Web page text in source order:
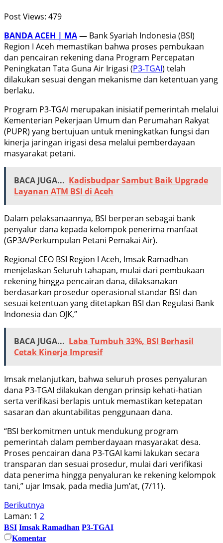
Post Views: 479
BANDA ACEH | MA— Bank Syariah Indonesia (BSI)
Region I Aceh memastikan bahwa proses pembukaan
dan pencairan rekening dana Program Percepatan
Peningkatan Tata Guna Air Irigasi (P3-TGAI) telah
dilakukan sesuai dengan mekanisme dan ketentuan yang
berlaku.
Program P3-TGAI merupakan inisiatif pemerintah melalui
Kementerian Pekerjaan Umum dan Perumahan Rakyat
(PUPR) yang bertujuan untuk meningkatkan fungsi dan
kinerja jaringan irigasi desa melalui pemberdayaan
masyarakat petani.
BACA JUGA... Kadisbudpar Sambut Baik Upgrade
Layanan ATM BSI di Aceh
Dalam pelaksanaannya, BSI berperan sebagai bank
penyalur dana kepada kelompok penerima manfaat
(GP3A/Perkumpulan Petani Pemakai Air).
Regional CEO BSI Region I Aceh, Imsak Ramadhan
menjelaskan Seluruh tahapan, mulai dari pembukaan
rekening hingga pencairan dana, dilaksanakan
berdasarkan prosedur operasional standar BSI dan
sesuai ketentuan yang ditetapkan BSI dan Regulasi Bank
Indonesia dan OJK,”
BACA JUGA... Laba Tumbuh 33%, BSI Berhasil
Cetak Kinerja Impresif
Imsak melanjutkan, bahwa seluruh proses penyaluran
dana P3-TGAI dilakukan dengan prinsip kehati-hatian
serta verifikasi berlapis untuk memastikan ketepatan
sasaran dan akuntabilitas penggunaan dana.
“BSI berkomitmen untuk mendukung program
pemerintah dalam pemberdayaan masyarakat desa.
Proses pencairan dana P3-TGAI kami lakukan secara
transparan dan sesuai prosedur, mulai dari verifikasi
data penerima hingga penyaluran ke rekening kelompok
tani,” ujar Imsak, pada media Jum’at, (7/11).
Berikutnya
Laman: 1 2
BSI Imsak Ramadhan P3-TGAI
Komentar